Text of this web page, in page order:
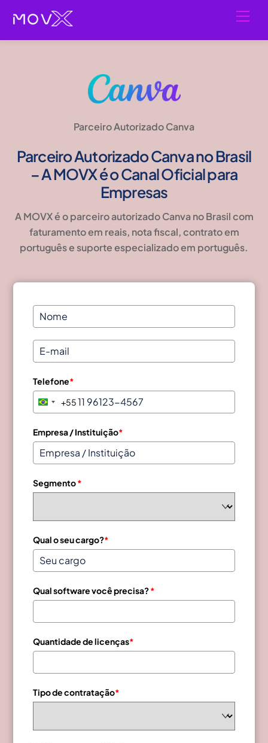
content
Parceiro Autorizado Canva
Parceiro Autorizado Canva no Brasil
– A MOVX é o Canal Oficial para
Empresas
A MOVX é o parceiro autorizado Canva no Brasil com
faturamento em reais, nota fiscal, contrato em
português e suporte especializado em português.
Telefone*
B
a
z
i
+
+55
Empresa / Instituição*
Segmento*
Qual o seu cargo?*
Qual software você precisa?*
Quantidade de licenças*
Tipo de contratação*